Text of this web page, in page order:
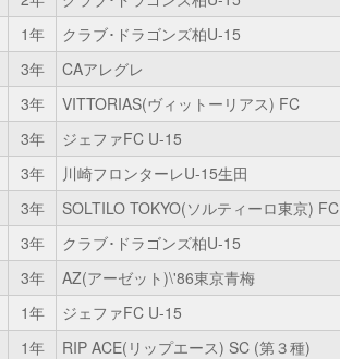
1年 クラブ･ドラゴンズ柏U-15
3年 CAアレグレ
3年 VITTORIAS(ヴィットーリアス) FC
3年 ジェファFC U-15
3年 川崎フロンターレU-15生田
3年 SOLTILO TOKYO(ソルティーロ東京) FC
3年 クラブ･ドラゴンズ柏U-15
3年 AZ(アーゼット)\'86東京青梅
1年 ジェファFC U-15
1年 RIP ACE(リップエース) SC (第３種)